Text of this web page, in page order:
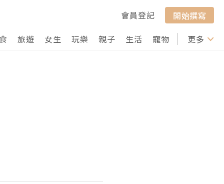
會員登記
開始撰寫
旅遊 女生 玩樂 親子 生活 寵物 行山 打卡
更多